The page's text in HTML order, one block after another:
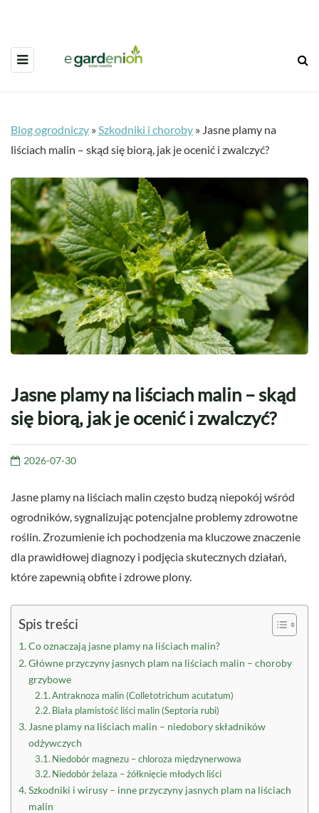
Blog ogrodniczy »Szkodniki i choroby » Jasne plamy na
liściach malin – skąd się biorą, jak je ocenić i zwalczyć?
Jasne plamy na liściach malin – skąd
się biorą, jak je ocenić i zwalczyć?
2026-07-30
Jasne plamy na liściach malin często budzą niepokój wśród
ogrodników, sygnalizując potencjalne problemy zdrowotne
roślin. Zrozumienie ich pochodzenia ma kluczowe znaczenie
dla prawidłowej diagnozy i podjęcia skutecznych działań,
które zapewnią obfite i zdrowe plony.
Spis treści
Co oznaczają jasne plamy na liściach malin?
Główne przyczyny jasnych plam na liściach malin – choroby
grzybowe
Antraknoza malin (Colletotrichum acutatum)
Biała plamistość liści malin (Septoria rubi)
Jasne plamy na liściach malin – niedobory składników
odżywczych
Niedobór magnezu – chloroza międzynerwowa
Niedobór żelaza – żółknięcie młodych liści
Szkodniki i wirusy – inne przyczyny jasnych plam na liściach
malin